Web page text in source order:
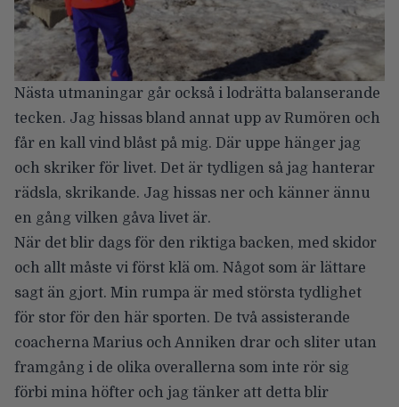
Nästa utmaningar går också i lodrätta balanserande
tecken. Jag hissas bland annat upp av Rumören och
får en kall vind blåst på mig. Där uppe hänger jag
och skriker för livet. Det är tydligen så jag hanterar
rädsla, skrikande. Jag hissas ner och känner ännu
en gång vilken gåva livet är.
När det blir dags för den riktiga backen, med skidor
och allt måste vi först klä om. Något som är lättare
sagt än gjort. Min rumpa är med största tydlighet
för stor för den här sporten. De två assisterande
coacherna Marius och Anniken drar och sliter utan
framgång i de olika overallerna som inte rör sig
förbi mina höfter och jag tänker att detta blir